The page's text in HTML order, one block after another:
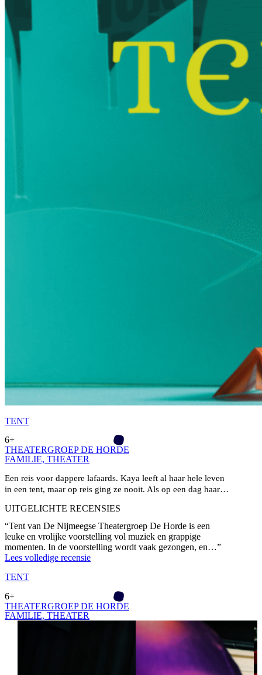
TENT
6+
THEATERGROEP DE HORDE
FAMILIE­, THEATER
Een reis voor dappere lafaards. Kaya leeft al haar hele leven
in een tent, maar op reis ging ze nooit. Als op een dag haar…
UITGELICHTE RECENSIES
“Tent van De Nijmeegse Theatergroep De Horde is een
leuke en vrolijke voorstelling vol muziek en grappige
momenten. In de voorstelling wordt vaak gezongen, en…”
Lees volledige recensie
TENT
6+
THEATERGROEP DE HORDE
FAMILIE­, THEATER